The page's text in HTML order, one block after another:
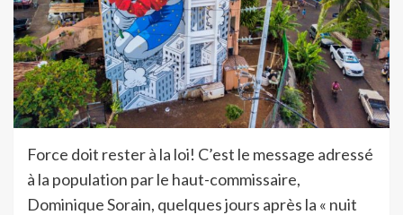
Force doit rester à la loi! C’est le message adressé
à la population par le haut-commissaire,
Dominique Sorain, quelques jours après la « nuit